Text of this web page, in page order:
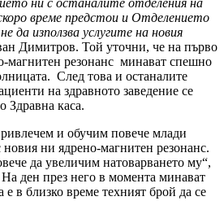
време предстои и Отделението
да използва услугите на новия
Димитров. Той уточни, че на първо
магнитен резонанс минават спешно
След това и останалите
на здравното заведение се
Здравна каса.
и обучим повече млади
новия ни ядрено-магнитен резонанс.
да увеличим натоварването му“,
ден през него в момента минават
в близко време техният брой да се